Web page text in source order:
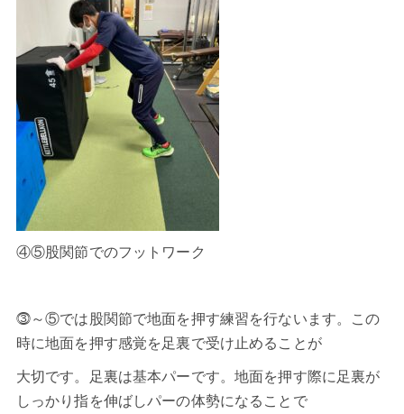
④⑤股関節でのフットワーク
⓷～⑤では股関節で地面を押す練習を行ないます。この
時に地面を押す感覚を足裏で受け止めることが
大切です。足裏は基本パーです。地面を押す際に足裏が
しっかり指を伸ばしパーの体勢になることで